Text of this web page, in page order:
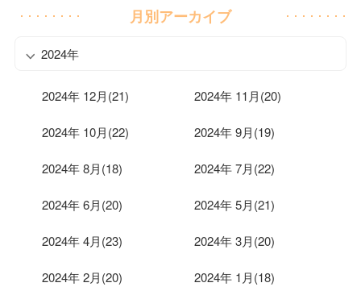
月別アーカイブ
2024年
2024年 12月(21) 2024年 11月(20)
2024年 10月(22) 2024年 9月(19)
2024年 8月(18) 2024年 7月(22)
2024年 6月(20) 2024年 5月(21)
2024年 4月(23) 2024年 3月(20)
2024年 2月(20) 2024年 1月(18)